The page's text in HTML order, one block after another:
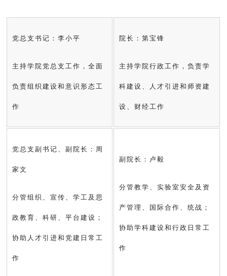
党总支书记：李小平
主持学院党总支工作，全面
负责组织建设和意识形态工
作
院长：第宝锋
主持学院行政工作，负责学
科建设、人才引进和师资建
设、财经工作
党总支副书记、副院长：周
家文
分管组织、宣传、学工及思
政教育、科研、平台建设；
协助人才引进和党建日常工
作
副院长：卢毅
分管教学、实验室安全及资
产管理、国际合作、统战；
协助学科建设和行政日常工
作